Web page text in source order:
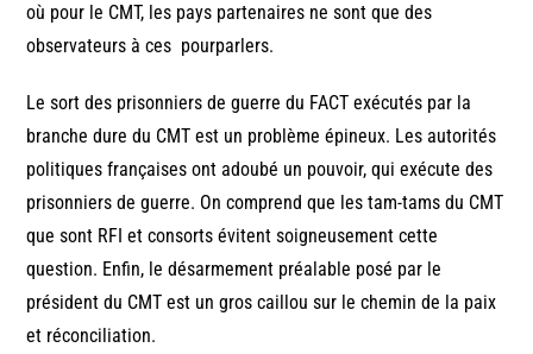
où pour le CMT, les pays partenaires ne sont que des
observateurs à ces pourparlers.
Le sort des prisonniers de guerre du FACT exécutés par la
branche dure du CMT est un problème épineux. Les autorités
politiques françaises ont adoubé un pouvoir, qui exécute des
prisonniers de guerre. On comprend que les tam-tams du CMT
que sont RFI et consorts évitent soigneusement cette
question. Enfin, le désarmement préalable posé par le
président du CMT est un gros caillou sur le chemin de la paix
et réconciliation.